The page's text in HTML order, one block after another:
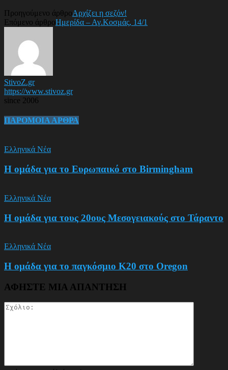
Προηγούμενο άρθροΑρχίζει η σεζόν!
Επόμενο άρθροΗμερίδα – Αγ.Κοσμάς, 14/1
StivoZ.gr
https://www.stivoz.gr
since 2006
ΠΑΡΟΜΟΙΑ ΑΡΘΡΑ
Ελληνικά Νέα
Η ομάδα για το Ευρωπαικό στο Birmingham
Ελληνικά Νέα
Η ομάδα για τους 20ους Μεσογειακούς στο Τάραντο
Ελληνικά Νέα
Η ομάδα για το παγκόσμιο Κ20 στο Oregon
ΑΦΗΣΤΕ ΜΙΑ ΑΠΑΝΤΗΣΗ